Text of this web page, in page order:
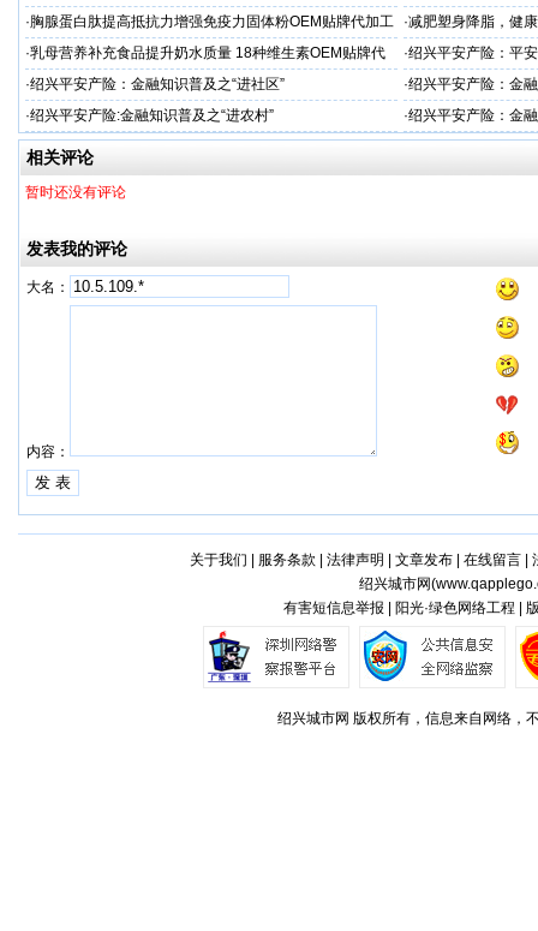
务商
市公安局长
· 胸腺蛋白肽提高抵抗力增强免疫力固体粉OEM贴牌代加工
服务商
·减肥塑身降脂，健
服务商
·乳母营养补充食品提升奶水质量 18种维生素OEM贴牌代
工
·绍兴平安产险：平
·绍兴平安产险：金融知识普及之“进社区” ·绍兴平安产险：金
·绍兴平安产险:金融知识普及之“进农村” ·绍兴平安产险：金
相关评论
暂时还没有评论
发表我的评论
大名：
内容：
关于我们 服务条款 法律声明 文章发布| 在线留言|
绍兴城市网(
有害短信息举报 | 阳光·绿色网络工程 |
绍兴城市网 版权所有，信息来自网络，